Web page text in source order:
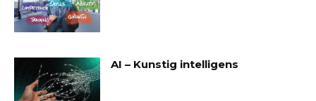
AI – Kunstig intelligens